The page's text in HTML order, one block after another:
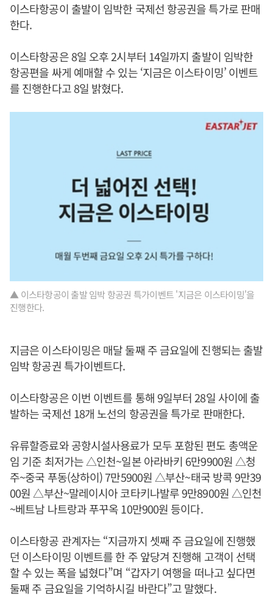
이스타항공이 출발이 임박한 국제선 항공권을 특가로 판매
한다.
이스타항공은 8일 오후 2시부터 14일까지 출발이 임박한
항공편을 싸게 예매할 수 있는 ‘지금은 이스타이밍’ 이벤트
를 진행한다고 8일 밝혔다.
▲ 이스타항공이 출발 임박 항공권 특가이벤트 '지금은 이스타이밍'을
진행한다.
지금은 이스타이밍은 매달 둘째 주 금요일에 진행되는 출발
임박 항공권 특가이벤트다.
이스타항공은 이번 이벤트를 통해 9일부터 28일 사이에 출
발하는 국제선 18개 노선의 항공권을 특가로 판매한다.
유류할증료와 공항시설사용료가 모두 포함된 편도 총액운
임 기준 최저가는 △인천~일본 아라바키 6만9900원 △청
주~중국 푸동(상하이) 7만5900원 △부산~태국 방콕 9만39
00원 △부산~말레이시아 코타키나발루 9만8900원 △인천
~베트남 나트랑과 푸꾸옥 10만900원 등이다.
이스타항공 관계자는 “지금까지 셋째 주 금요일에 진행했
던 이스타이밍 이벤트를 한 주 앞당겨 진행해 고객이 선택
할 수 있는 폭을 넓혔다”며 “갑자기 여행을 떠나고 싶다면
둘째 주 금요일을 기억하시길 바란다”고 말했다.